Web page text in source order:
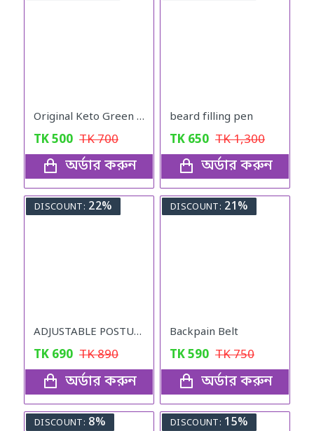
Original Keto Green Coffee weight loss
TK500 TK700
অর্ডার করুন
beard filling pen
TK 650 TK1,300
অর্ডার করুন
DISCOUNT: 22%
ADJUSTABLE POSTURE Back Support Belt (UNISEX)
TK 690 TK890
অর্ডার করুন
DISCOUNT: 21%
Backpain Belt
TK590 TK750
অর্ডার করুন
DISCOUNT: 8% DISCOUNT: 15%